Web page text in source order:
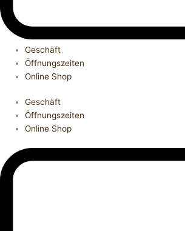
Geschäft
Öffnungszeiten
Online Shop
Geschäft
Öffnungszeiten
Online Shop